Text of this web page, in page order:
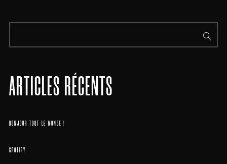
ARTICLES RÉCENTS
BONJOUR TOUT LE MONDE !
SPOTIFY